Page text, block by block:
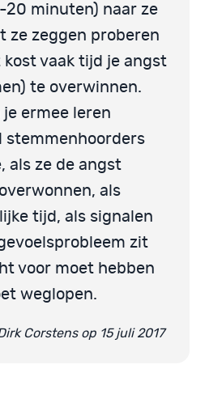
20 minuten) naar ze
ze zeggen proberen
vaak tijd je angst
te overwinnen.
ermee leren
stemmenhoorders
als ze de angst
als
tijd, als signalen
zit
voor moet hebben
weglopen.
Corstens op 15 juli 2017